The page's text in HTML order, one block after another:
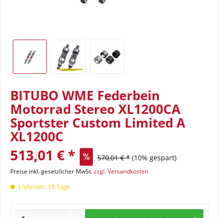
BITUBO WME Federbein
Motorrad Stereo XL1200CA
Sportster Custom Limited A
XL1200C
513,01 € * 570,01 € * (10% gespart)
Preise inkl. gesetzlicher MwSt.zzgl. Versandkosten
Lieferzeit: 15 Tage